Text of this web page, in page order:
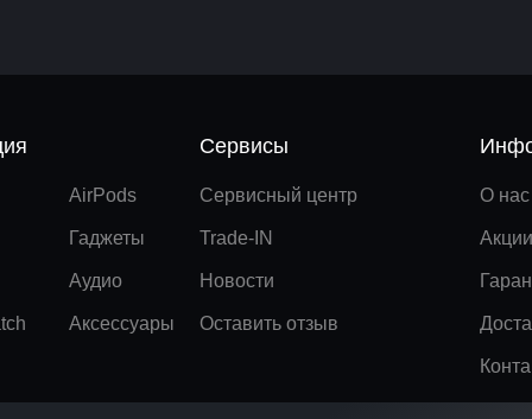
AirPods
Гаджеты
Аудио
Аксессуары
Сервисы
Сервисный центр
Trade-IN
Новости
Оставить отзыв
О нас
Акции